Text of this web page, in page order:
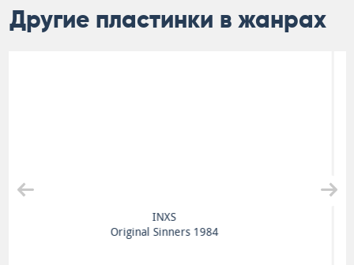
Другие пластинки в жанрах
BBC Unplugged 1996